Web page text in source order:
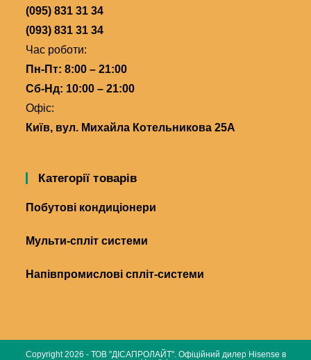
(095) 831 31 34
(093) 831 31 34
Час роботи:
Пн-Пт: 8:00 – 21:00
Сб-Нд: 10:00 – 21:00
Офіс:
Київ, вул. Михайла Котельникова 25А
Категорії товарів
Побутові кондиціонери
Мульти-спліт системи
Напівпромислові спліт-системи
Copyright 2026 - ТОВ "ДІСАПРОЛАЙТ". Офіційний дилер Hisense в